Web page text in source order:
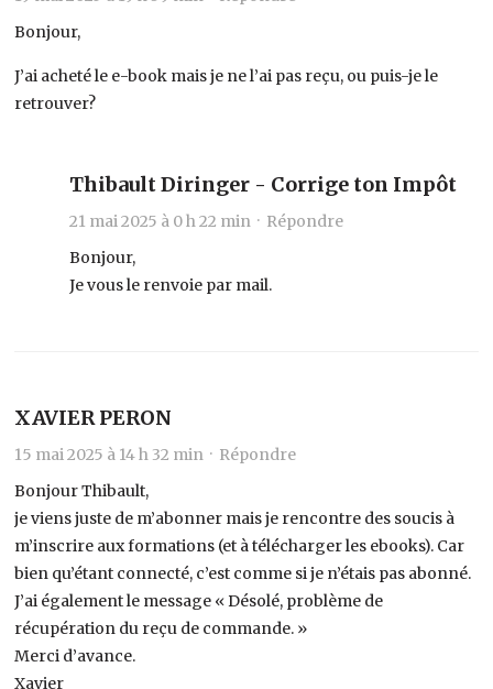
Bonjour,
J’ai acheté le e-book mais je ne l’ai pas reçu, ou puis-je le
retrouver?
Thibault Diringer - Corrige ton Impôt
21 mai 2025 à 0 h 22 min · Répondre
Bonjour,
Je vous le renvoie par mail.
XAVIER PERON
15 mai 2025 à 14 h 32 min · Répondre
Bonjour Thibault,
je viens juste de m’abonner mais je rencontre des soucis à
m’inscrire aux formations (et à télécharger les ebooks). Car
bien qu’étant connecté, c’est comme si je n’étais pas abonné.
J’ai également le message « Désolé, problème de
récupération du reçu de commande. »
Merci d’avance.
Xavier